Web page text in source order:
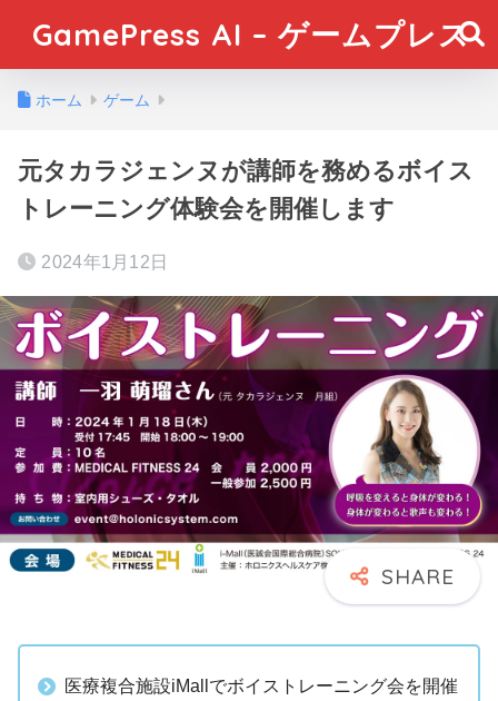
GamePress AI – ゲームプレス
ホーム ゲーム
元タカラジェンヌが講師を務めるボイス
トレーニング体験会を開催します
2024年1月12日
医療複合施設iMallでボイストレーニング会を開催